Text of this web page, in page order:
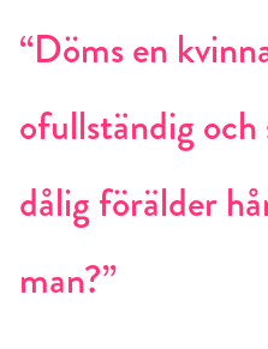
“Döms en
ofullständig
dålig förälder
man?”